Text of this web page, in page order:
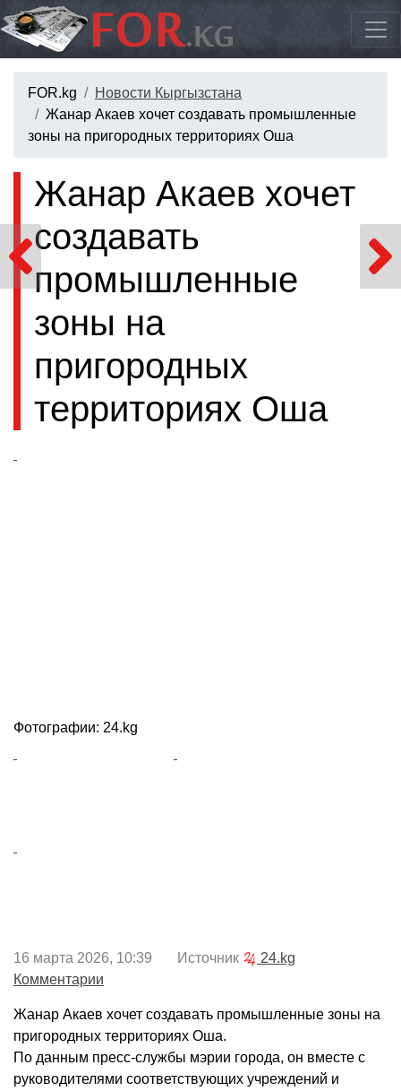
FOR.kg
Новости Кыргызстана
Жанар Акаев хочет создавать промышленные
зоны на пригородных территориях Оша
Жанар Акаев хочет
создавать
промышленные
зоны на
пригородных
территориях Оша
Фотографии: 24.kg
16 марта 2026, 10:39 Источник
24.kg
Комментарии
Жанар Акаев хочет создавать промышленные зоны на
пригородных территориях Оша.
По данным пресс-службы мэрии города, он вместе с
руководителями соответствующих учреждений и